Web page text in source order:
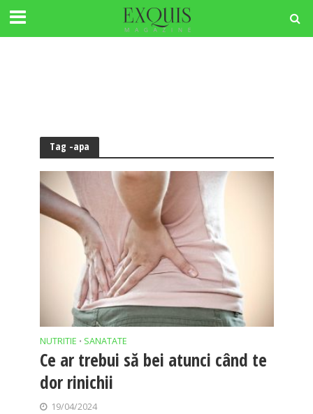
Tag -apa
NUTRITIE • SANATATE
Ce ar trebui să bei atunci când te
dor rinichii
19/04/2024